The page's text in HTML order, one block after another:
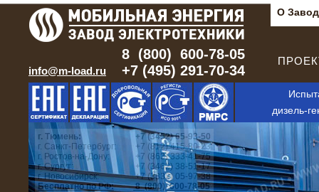
О
info@m-load.ru
8 (800) 600-78-05
+7 (495) 291-70-34
дизель-
г. Тюмень:
+7 (3452) 65-93-50
г. Санкт-Петербург:
+7 (812) 415-80-23
г. Ростов-на-Дону:
+7 (863) 333-41-75
г. Сургут:
+7 (3462) 38-51-17
г. Новосибирск:
+7 (3832) 05-97-38
Бесплатно по РФ:
8 (800) 600-78-05